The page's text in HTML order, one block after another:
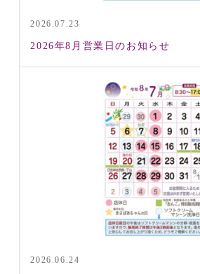
2026.07.23
2026年8月営業日のお知らせ
2026.06.24